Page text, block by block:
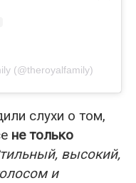
(@theroyalfamily)
слухи о том,
не только
высокий,
и